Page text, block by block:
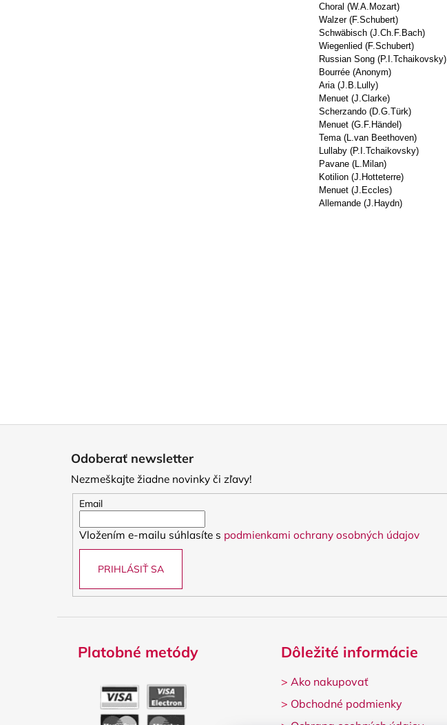
Choral (W.A.Mozart)
Walzer (F.Schubert)
Schwäbisch (J.Ch.F.Bach)
Wiegenlied (F.Schubert)
Russian Song (P.I.Tchaikovsky)
Bourrée (Anonym)
Aria (J.B.Lully)
Menuet (J.Clarke)
Scherzando (D.G.Türk)
Menuet (G.F.Händel)
Tema (L.van Beethoven)
Lullaby (P.I.Tchaikovsky)
Pavane (L.Milan)
Kotilion (J.Hotteterre)
Menuet (J.Eccles)
Allemande (J.Haydn)
Odoberať newsletter
Nezmeškajte žiadne novinky či zľavy!
Email
Vložením e-mailu súhlasíte s podmienkami ochrany osobných údajov
PRIHLÁSIŤ SA
Platobné metódy Dôležité informácie
> Ako nakupovať
> Obchodné podmienky